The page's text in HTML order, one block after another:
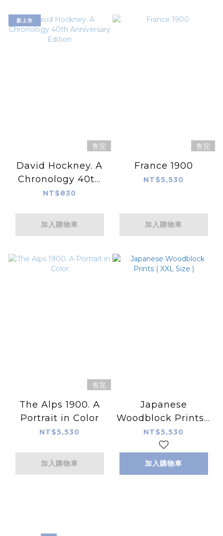
新上市
售完
David Hockney. A
Chronology 40th
Anniversary
NT$830
加入購物車
售完
France 1900
NT$5,530
加入購物車
售完
The Alps 1900. A
Portrait in Color
NT$5,530
加入購物車
Japanese
Woodblock Prints (
XXL Size )
NT$5,530
加入購物車